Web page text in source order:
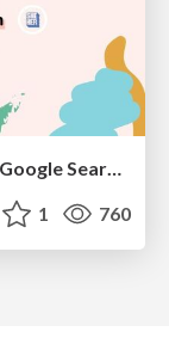
Efficient Content Optimization with Google Search Console & Apps Script
1 760